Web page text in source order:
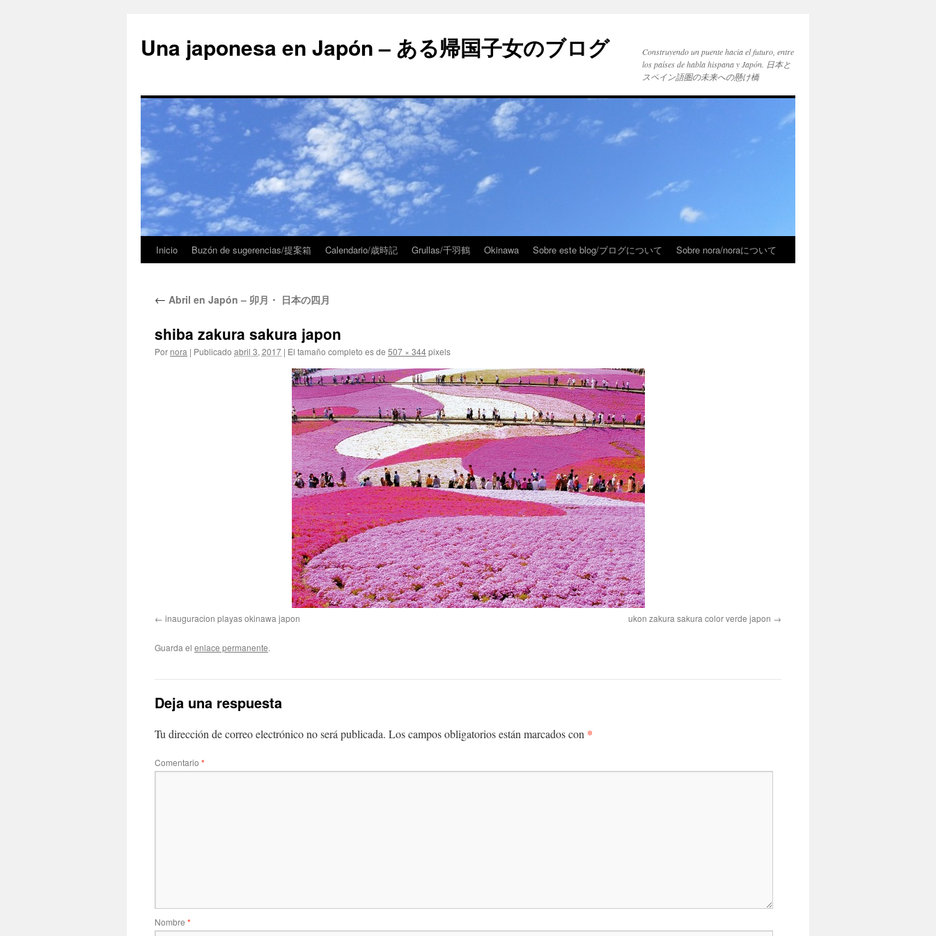
Una japonesa en Japón – ある帰国子女のブログ
Construyendo un puente hacia el futuro, entre
los países de habla hispana y Japón. 日本と
スペイン語圏の未来への懸け橋
Inicio Buzón de sugerencias/提案箱 Calendario/歳時記 Grullas/千羽鶴 Okinawa Sobre este blog/ブログについて Sobre nora/noraについて
← Abril en Japón – 卯月・ 日本の四月
shiba zakura sakura japon
Por nora | Publicado abril 3, 2017 | El tamaño completo es de 507 × 344pixels
inauguracion playas okinawa japon ukon zakura sakura color verde japon
Guarda el enlace permanente.
Deja una respuesta
Tu dirección de correo electrónico no será publicada. Los campos obligatorios están marcados con *
Comentario *
Nombre *